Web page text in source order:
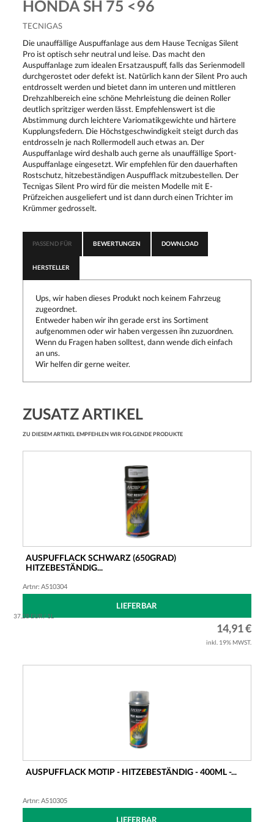
HONDA SH 75 <96
TECNIGAS
Die unauffällige Auspuffanlage aus dem Hause Tecnigas Silent
Pro ist optisch sehr neutral und leise. Das macht den
Auspuffanlage zum idealen Ersatzauspuff, falls das Serienmodell
durchgerostet oder defekt ist. Natürlich kann der Silent Pro auch
entdrosselt werden und bietet dann im unteren und mittleren
Drehzahlbereich eine schöne Mehrleistung die deinen Roller
deutlich spritziger werden lässt. Empfehlenswert ist die
Abstimmung durch leichtere Variomatikgewichte und härtere
Kupplungsfedern. Die Höchstgeschwindigkeit steigt durch das
entdrosseln je nach Rollermodell auch etwas an. Der
Auspuffanlage wird deshalb auch gerne als unauffällige Sport-
Auspuffanlage eingesetzt. Wir empfehlen für den dauerhaften
Rostschutz, hitzebeständigen Auspufflack mitzubestellen. Der
Tecnigas Silent Pro wird für die meisten Modelle mit E-
Prüfzeichen ausgeliefert und ist dann durch einen Trichter im
Krümmer gedrosselt.
PASSEND FÜR BEWERTUNGEN DOWNLOAD
HERSTELLER
Ups, wir haben dieses Produkt noch keinem Fahrzeug
zugeordnet.
Entweder haben wir ihn gerade erst ins Sortiment
aufgenommen oder wir haben vergessen ihn zuzuordnen.
Wenn du Fragen haben solltest, dann wende dich einfach
an uns.
Wir helfen dir gerne weiter.
ZUSATZ ARTIKEL
ZU DIESEM ARTIKEL EMPFEHLEN WIR FOLGENDE PRODUKTE
AUSPUFFLACK SCHWARZ (650GRAD)
HITZEBESTÄNDIG...
Artnr: A510304
LIEFERBAR
37.28 EUR / 1L
14,91 €
inkl. 19% MWST.
AUSPUFFLACK MOTIP - HITZEBESTÄNDIG - 400ML -...
Artnr: A510305
LIEFERBAR